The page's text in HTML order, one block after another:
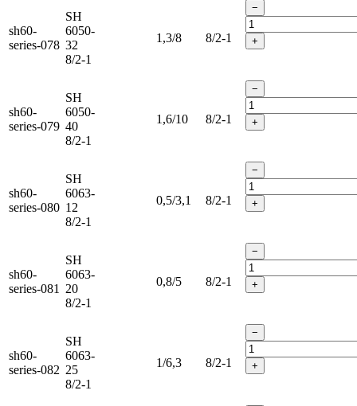
sh60-
series-078
SH
6050-
32
8/2-1
1,3/8 8/2-1
−
+
sh60-
series-079
SH
6050-
40
8/2-1
1,6/10 8/2-1
−
+
sh60-
series-080
SH
6063-
12
8/2-1
0,5/3,1 8/2-1
−
+
sh60-
series-081
SH
6063-
20
8/2-1
0,8/5 8/2-1
−
+
sh60-
series-082
SH
6063-
25
8/2-1
1/6,3 8/2-1
−
+